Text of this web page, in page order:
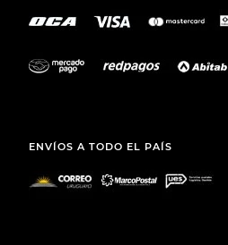
ENVÍOS A TODO EL PAÍS